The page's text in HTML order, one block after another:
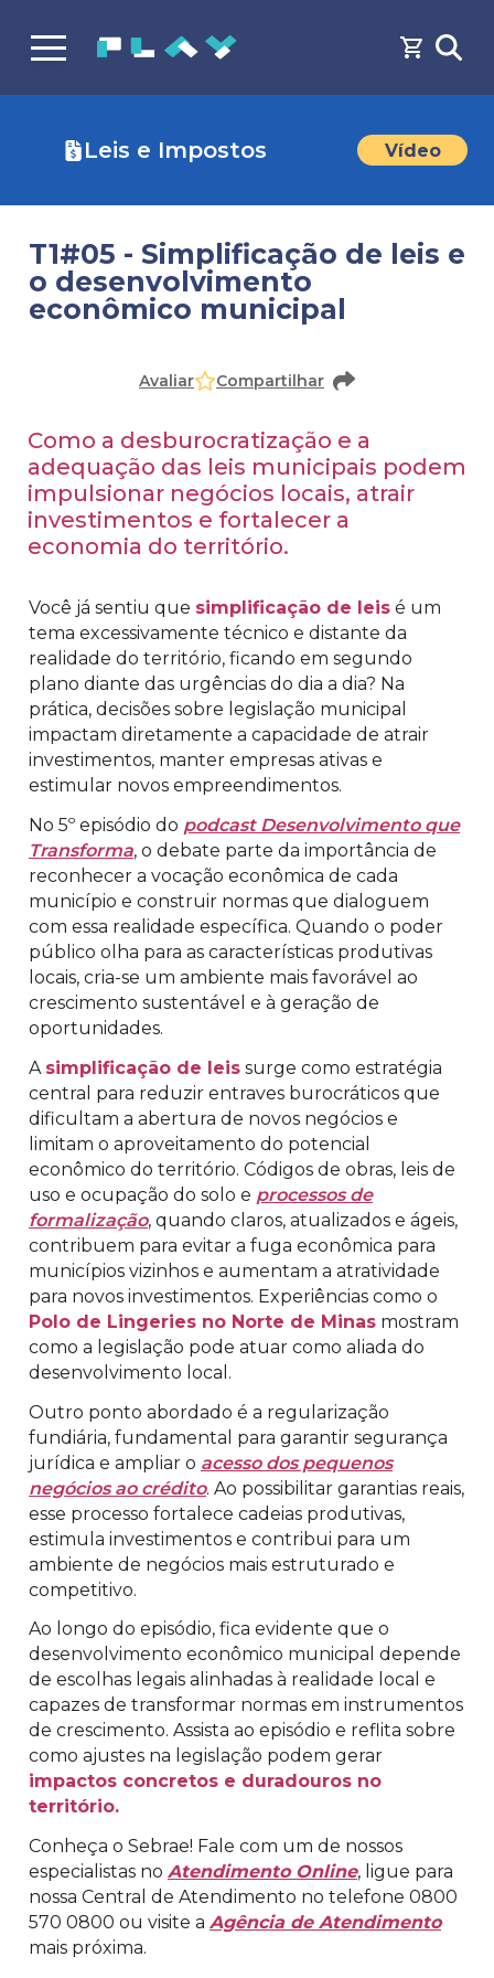
Leis e Impostos Vídeo
T1#05 - Simplificação de leis e
o desenvolvimento
econômico municipal
cadastro para acessar o conteúdo
Avaliar Compartilhar
Como a desburocratização e a
adequação das leis municipais podem
impulsionar negócios locais, atrair
investimentos e fortalecer a
economia do território.
Você já sentiu que simplificação de leis é um
tema excessivamente técnico e distante da
realidade do território, ficando em segundo
plano diante das urgências do dia a dia? Na
prática, decisões sobre legislação municipal
impactam diretamente a capacidade de atrair
investimentos, manter empresas ativas e
estimular novos empreendimentos.
No 5º episódio do podcast Desenvolvimento que
Transforma, o debate parte da importância de
reconhecer a vocação econômica de cada
município e construir normas que dialoguem
com essa realidade específica. Quando o poder
público olha para as características produtivas
locais, cria-se um ambiente mais favorável ao
crescimento sustentável e à geração de
oportunidades.
A simplificação de leis surge como estratégia
central para reduzir entraves burocráticos que
dificultam a abertura de novos negócios e
limitam o aproveitamento do potencial
econômico do território. Códigos de obras, leis de
uso e ocupação do solo e processos de
formalização, quando claros, atualizados e ágeis,
contribuem para evitar a fuga econômica para
municípios vizinhos e aumentam a atratividade
para novos investimentos. Experiências como o
Polo de Lingeries no Norte de Minas mostram
como a legislação pode atuar como aliada do
desenvolvimento local.
Outro ponto abordado é a regularização
fundiária, fundamental para garantir segurança
jurídica e ampliar o acesso dos pequenos
negócios ao crédito. Ao possibilitar garantias reais,
esse processo fortalece cadeias produtivas,
estimula investimentos e contribui para um
ambiente de negócios mais estruturado e
competitivo.
Ao longo do episódio, fica evidente que o
desenvolvimento econômico municipal depende
de escolhas legais alinhadas à realidade local e
capazes de transformar normas em instrumentos
de crescimento. Assista ao episódio e reflita sobre
como ajustes na legislação podem gerar
impactos concretos e duradouros no
território.
Conheça o Sebrae! Fale com um de nossos
especialistas no Atendimento Online, ligue para
nossa Central de Atendimento no telefone 0800
570 0800 ou visite a Agência de Atendimento
mais próxima.